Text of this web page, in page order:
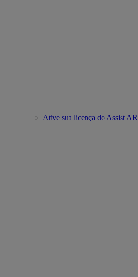
Ative sua licença do Assist AR